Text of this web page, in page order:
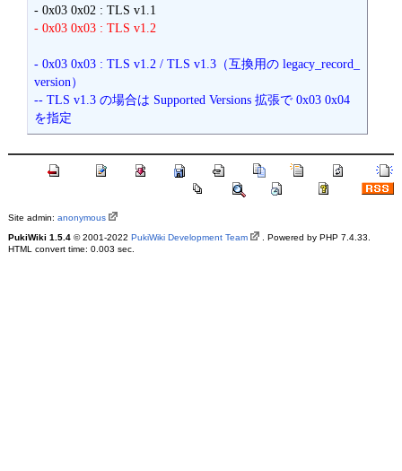
- 0x03 0x03 : TLS v1.2
- 0x03 0x03 : TLS v1.2 / TLS v1.3（互換用の legacy_record_
version）
-- TLS v1.3 の場合は Supported Versions 拡張で 0x03 0x04
を指定
Site admin: anonymous
PukiWiki 1.5.4© 2001-2022 PukiWiki Development Team
. Powered by PHP 7.4.33.
HTML convert time: 0.003 sec.